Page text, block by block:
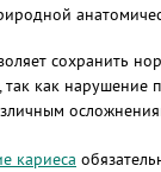
сохранить
как нарушение
кариеса